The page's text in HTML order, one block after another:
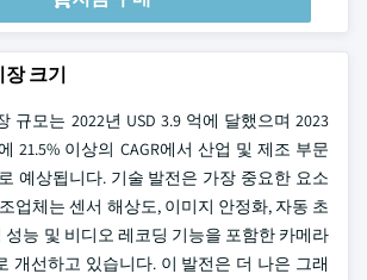
크기
규모는 2022년 USD 3.9 억에 달했으며 2023
21.5% 이상의 CAGR에서 산업 및 제조 부문
예상됩니다. 기술 발전은 가장 중요한 요소
업체는 센서 해상도, 이미지 안정화, 자동 초
성능 및 비디오 레코딩 기능을 포함한 카메라
개선하고 있습니다. 이 발전은 더 나은 그래